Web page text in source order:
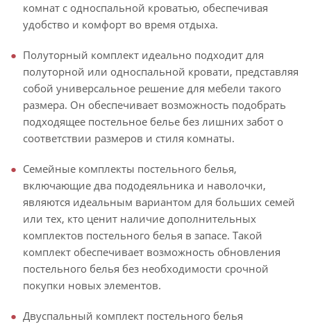
комнат с односпальной кроватью, обеспечивая
удобство и комфорт во время отдыха.
Полуторный комплект идеально подходит для
полуторной или односпальной кровати, представляя
собой универсальное решение для мебели такого
размера. Он обеспечивает возможность подобрать
подходящее постельное белье без лишних забот о
соответствии размеров и стиля комнаты.
Семейные комплекты постельного белья,
включающие два пододеяльника и наволочки,
являются идеальным вариантом для больших семей
или тех, кто ценит наличие дополнительных
комплектов постельного белья в запасе. Такой
комплект обеспечивает возможность обновления
постельного белья без необходимости срочной
покупки новых элементов.
Двуспальный комплект постельного белья